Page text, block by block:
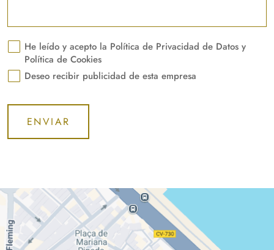
He leído y acepto la Política de Privacidad de Datos y
Política de Cookies
Deseo recibir publicidad de esta empresa
ENVIAR